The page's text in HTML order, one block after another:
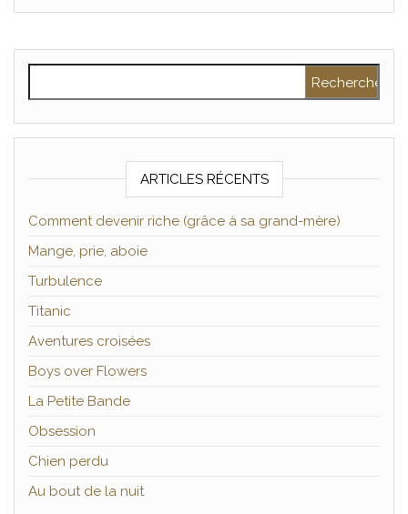
ARTICLES RÉCENTS
Comment devenir riche (grâce à sa grand-mère)
Mange, prie, aboie
Turbulence
Titanic
Aventures croisées
Boys over Flowers
La Petite Bande
Obsession
Chien perdu
Au bout de la nuit